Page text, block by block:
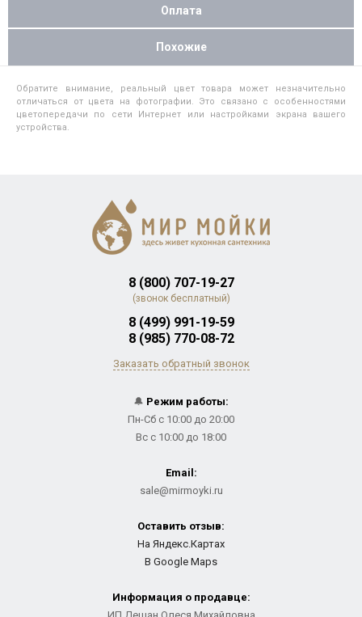
Оплата
Похожие
Обратите внимание, реальный цвет товара может незначительно
отличаться от цвета на фотографии. Это связано с особенностями
цветопередачи по сети Интернет или настройками экрана вашего
устройства.
8 (800) 707-19-27
(звонок бесплатный)
8 (499) 991-19-59
8 (985) 770-08-72
Заказать обратный звонок
🔔 Режим работы:
Пн-Сб с 10:00 до 20:00
Вс с 10:00 до 18:00
Email:
sale@mirmoyki.ru
Оставить отзыв:
На Яндекс.Картах
В Google Maps
Информация о продавце: